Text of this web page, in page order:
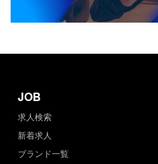
JOB
求人検索
新着求人
ブランド一覧